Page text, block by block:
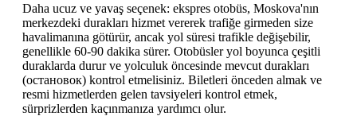
Daha ucuz ve yavaş seçenek: ekspres otobüs, Moskova'nın
merkezdeki durakları hizmet vererek trafiğe girmeden size
havalimanına götürür, ancak yol süresi trafikle değişebilir,
genellikle 60-90 dakika sürer. Otobüsler yol boyunca çeşitli
duraklarda durur ve yolculuk öncesinde mevcut durakları
(остановок) kontrol etmelisiniz. Biletleri önceden almak ve
resmi hizmetlerden gelen tavsiyeleri kontrol etmek,
sürprizlerden kaçınmanıza yardımcı olur.